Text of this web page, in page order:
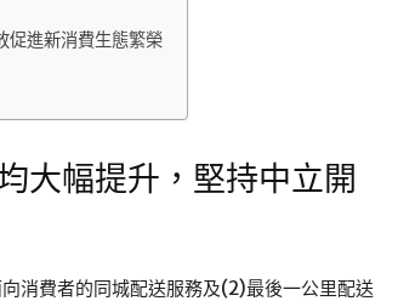
促進新消費生態繁榮
大幅提升，堅持中立開
消費者的同城配送服務及(2)最後一公里配送